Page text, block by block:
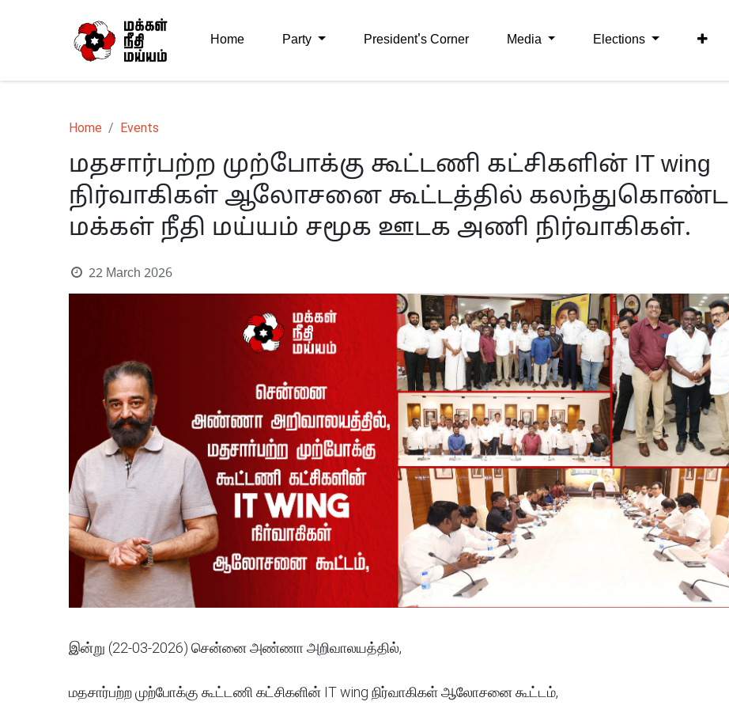
Home Party President's Corner Media Elections
Home Events
மதசார்பற்ற முற்போக்கு கூட்டணி கட்சிகளின் IT wing
நிர்வாகிகள் ஆலோசனை கூட்டத்தில் கலந்துகொண்ட
மக்கள் நீதி மய்யம் சமூக ஊடக அணி நிர்வாகிகள்.
22 March 2026
இன்று (22-03-2026) சென்னை அண்ணா அறிவாலயத்தில்,
மதசார்பற்ற முற்போக்கு கூட்டணி கட்சிகளின் IT wing நிர்வாகிகள் ஆலோசனை கூட்டம்,